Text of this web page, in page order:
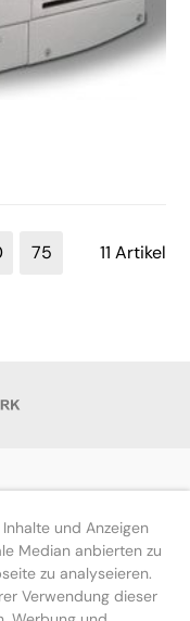
und Anzeigen
Median anbierten zu
zu analyseieren.
Verwendung dieser
11 Artikel
75